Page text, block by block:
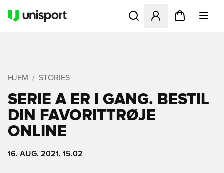
Åbner en Modal til at
HJEM STORIES
SERIE A ER I GANG. BESTIL
DIN FAVORITTRØJE
ONLINE
16. AUG. 2021, 15.02